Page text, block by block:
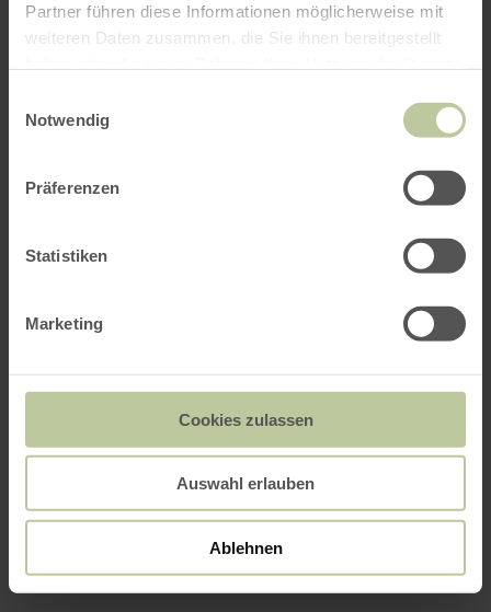
Partner führen diese Informationen möglicherweise mit
weiteren Daten zusammen, die Sie ihnen bereitgestellt
Notwendig
Präferenzen
Statistiken
Marketing
Cookies zulassen
Auswahl erlauben
Ablehnen